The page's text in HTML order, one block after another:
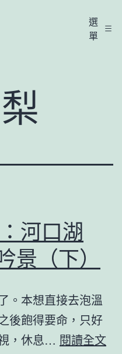
選
單
河口湖
景（下）
。本想直接去泡溫
後飽得要命，只好
，休息… 閱讀全文